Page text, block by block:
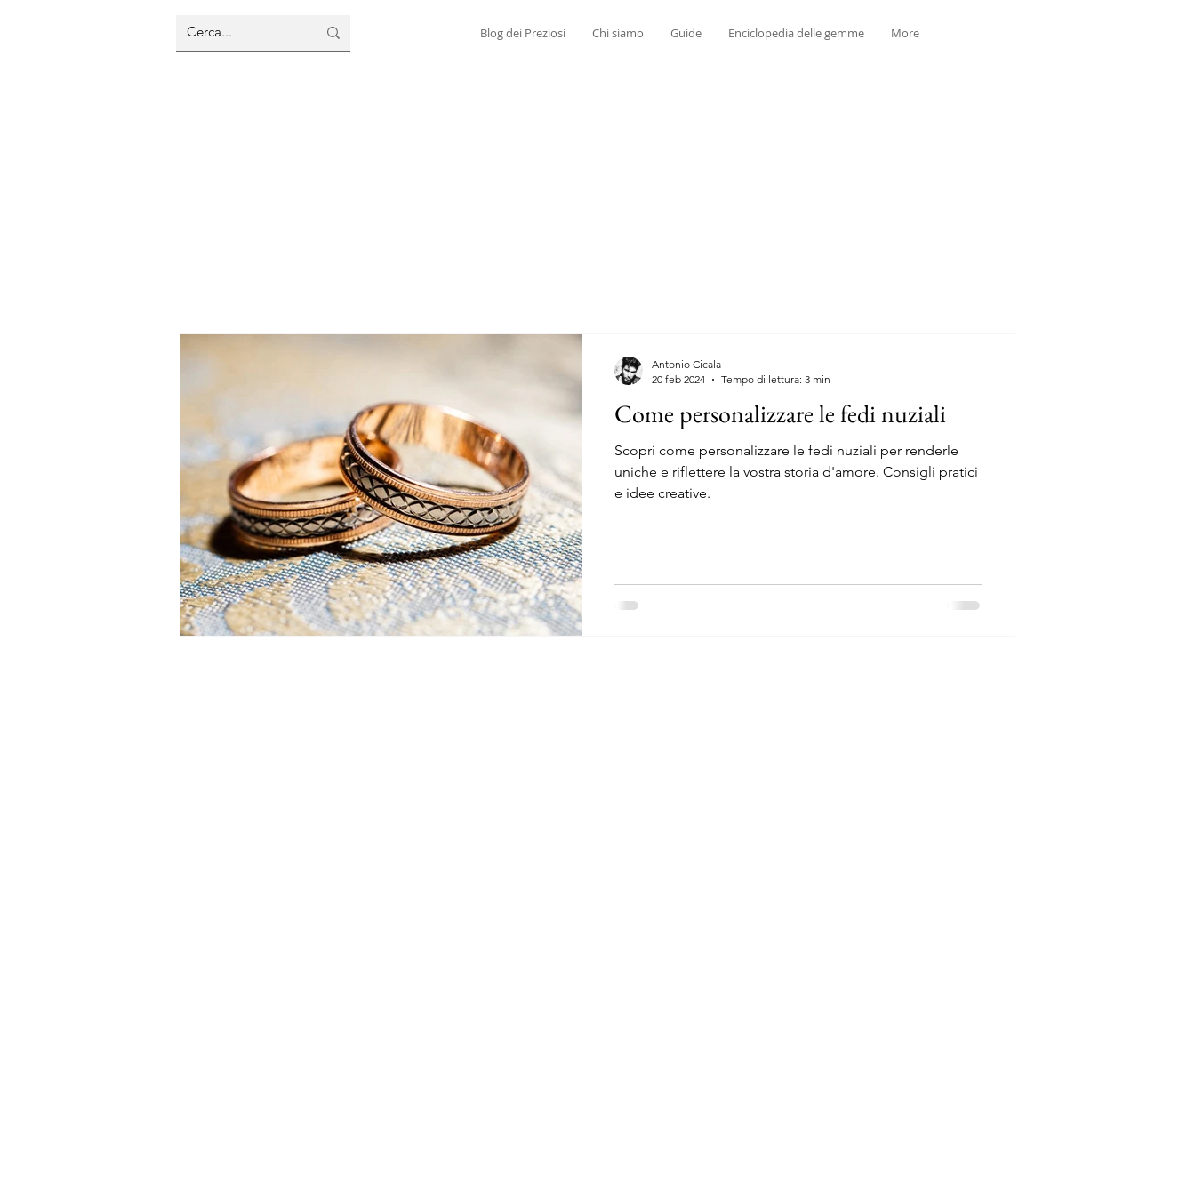
Blog dei Preziosi Chi siamo Guide Enciclopedia delle gemme More
Come personalizzare le fedi nuziali
Scopri come personalizzare le fedi nuziali per renderle
uniche e riflettere la vostra storia d'amore. Consigli pratici
e idee creative.
Antonio Cicala
20 feb 2024
Tempo di lettura: 3 min